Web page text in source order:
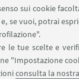
sui cookie
se vuoi, potrai
le tue scelte e
"Impostazione
consulta la
SEGUI UNIBO
APP: